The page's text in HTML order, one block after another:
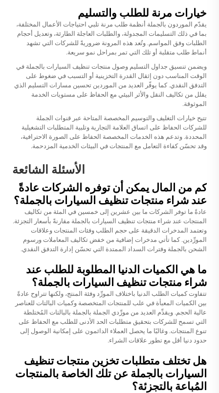
خيارات مرنة للطلب والتسليم
يقدّم الموردون بالجملة أنظمة طلب مرنة تلبي احتياجات الأعمال المختلفة،
بما في ذلك التسليمات المجدولة، والطلبات العاجلة الطارئة، وتعديل أحجام
الطلبات وفق المواسم. وتُعد هذه المرونة ضروريةً للشركات التي تشهد
أنماط طلب متقلبة أو تلك التي تمر بمراحل نمو سريعة.
ويضمن تنسيق جداول التسليم وصول منتجات تنظيف السيارات بالجملة في
الوقت المناسب دون إثقال القدرة التخزينية أو التسبب في ضغوط على
التدفق النقدي. كما يوفّر العديد من الموردين تحسين مسارات التسليم الذي
يقلل من تكاليف النقل والأثر البيئي مع الحفاظ على مستويات الخدمة
الموثوقة.
تتيح خيارات التغليف والتوسيم المخصصة المتاحة عبر قنوات الجملة
للشركات الحفاظ على اتساق العلامة التجارية وتلبية المتطلبات التشغيلية
المحددة. وتدعم هذه الخدمات المخصصة الحفاظ على الصورة الاحترافية،
وقد تحسّن كفاءة التعامل مع المنتجات في البيئات الخدمية المزدحمة.
الأسئلة الشائعة
كم من المال يمكن أن توفره الشركات عادةً
عند شراء منتجات تنظيف السيارات بالجملة؟
عادةً ما توفر الشركات ما بين عشرين إلى خمسين في المئة من تكاليف
المنتجات عند شراء منتجات تنظيف السيارات بالجملة مقارنةً بأسعار التجزئة.
وتعتمد المدخرات الدقيقة على حجم الطلب وفئات المنتجات وعلاقات
المورِّدين. كما تأتي مدخرات إضافية من خفض تكاليف المعاملات ورسوم
الشحن بالجملة وفترات السداد الممتدة التي تحسّن إدارة التدفق النقدي.
ما هي الكميات الدنيا المطلوبة للطلب عند
شراء منتجات تنظيف السيارات بالجملة؟
تتفاوت كميات الطلب الدنيا باختلاف المورِّد وفئة المنتج، ولكنها تتراوح عادةً
بين الكميات المعبأة في علب للمنتجات المتخصصة وكميات البالتات للعناصر
عالية الحجم. ويقدِّم العديد من مورِّدي الجملة بالجملة بالبالتات المُختلطة
التي تسمح للشركات بتحقيق متطلبات الحد الأدنى للطلب مع الحفاظ على
تنوع المنتجات. وغالبًا ما يحصل العملاء الدائمون على إمكانية الوصول إلى
حدود دنيا أقل مع تطور علاقات الشراء.
هل تختلف متطلبات تخزين منتجات تنظيف
السيارات بالجملة عن تلك الخاصة بالمنتجات
المُباعة بالتجزئة؟